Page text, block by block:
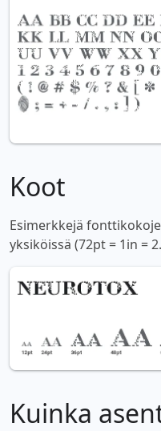
Koot
Esimerkkejä
yksiköissä (72pt = 1in =
Kuinka